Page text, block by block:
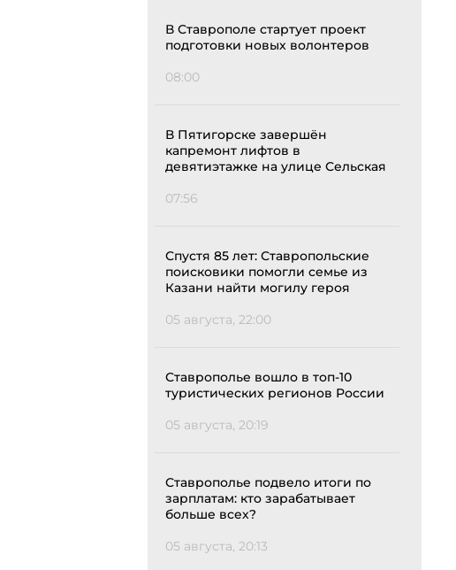
В Ставрополе стартует проект
подготовки новых волонтеров
08:00
В Пятигорске завершён
капремонт лифтов в
девятиэтажке на улице Сельская
07:56
Спустя 85 лет: Ставропольские
поисковики помогли семье из
Казани найти могилу героя
05 августа, 22:00
Ставрополье вошло в топ-10
туристических регионов России
05 августа, 20:19
Ставрополье подвело итоги по
зарплатам: кто зарабатывает
больше всех?
05 августа, 20:13